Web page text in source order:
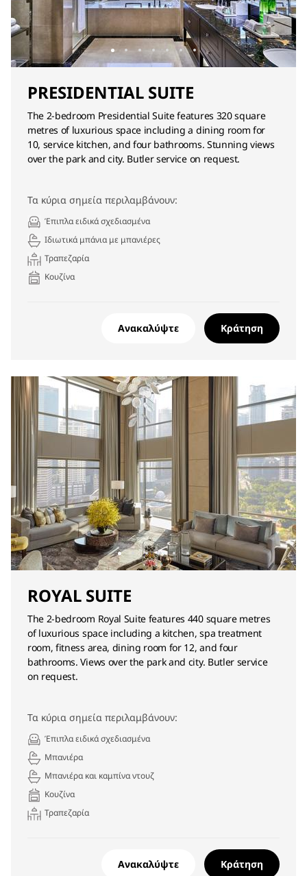
PRESIDENTIAL SUITE
The 2-bedroom Presidential Suite features 320 square
metres of luxurious space including a dining room for
10, service kitchen, and four bathrooms. Stunning views
over the park and city. Butler service on request.
Τα κύρια σημεία περιλαμβάνουν:
Έπιπλα ειδικά σχεδιασμένα
Ιδιωτικά μπάνια με μπανιέρες
Τραπεζαρία
Κουζίνα
Ανακαλύψτε Κράτηση
ROYAL SUITE
The 2-bedroom Royal Suite features 440 square metres
of luxurious space including a kitchen, spa treatment
room, fitness area, dining room for 12, and four
bathrooms. Views over the park and city. Butler service
on request.
Τα κύρια σημεία περιλαμβάνουν:
Έπιπλα ειδικά σχεδιασμένα
Μπανιέρα
Μπανιέρα και καμπίνα ντουζ
Κουζίνα
Τραπεζαρία
Ανακαλύψτε Κράτηση